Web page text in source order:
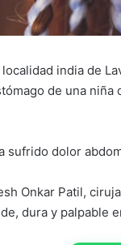
localidad india de
de una niña
sufrido dolor
Onkar Patil,
dura y palpable